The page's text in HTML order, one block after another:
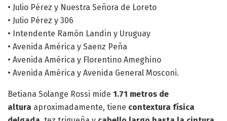
• Julio Pérez y Nuestra Señora de Loreto
• Julio Pérez y 306
• Intendente Ramón Landin y Uruguay
• Avenida América y Saenz Peña
• Avenida América y Florentino Ameghino
• Avenida América y Avenida General Mosconi.
Betiana Solange Rossi mide 1.71 metros de
altura aproximadamente, tiene contextura física